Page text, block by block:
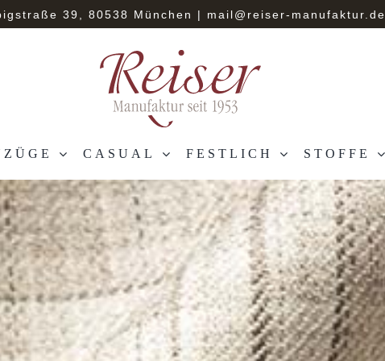
39, 80538 München | mail@reiser-manufaktur.de
CASUAL FESTLICH STOFFE